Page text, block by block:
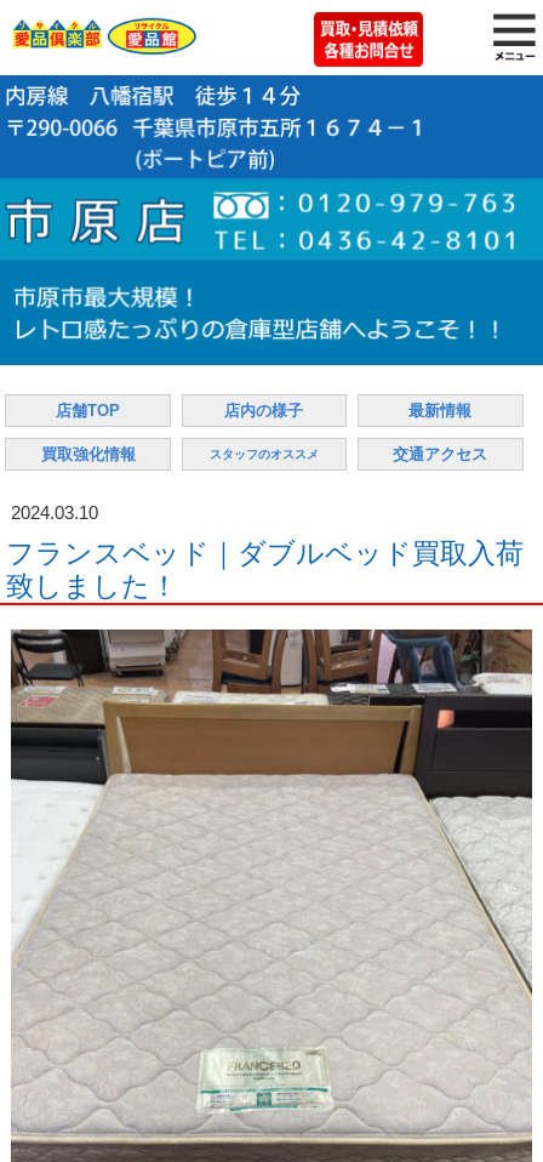
店舗TOP 店内の様子 最新情報
買取強化情報 スタッフのオススメ 交通アクセス
2024.03.10
フランスベッド｜ダブルベッド買取入荷
致しました！